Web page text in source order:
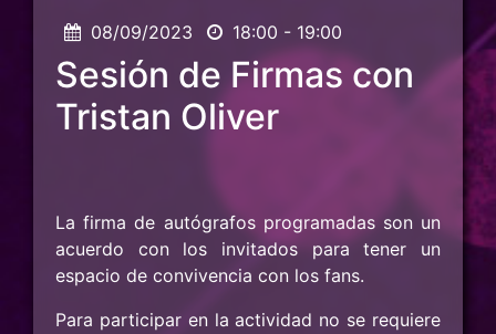
08/09/2023
18:00 - 19:00
Sesión de Firmas con
Tristan Oliver
La firma de autógrafos programadas son un
acuerdo con los invitados para tener un
espacio de convivencia con los fans.
Para participar en la actividad no se requiere